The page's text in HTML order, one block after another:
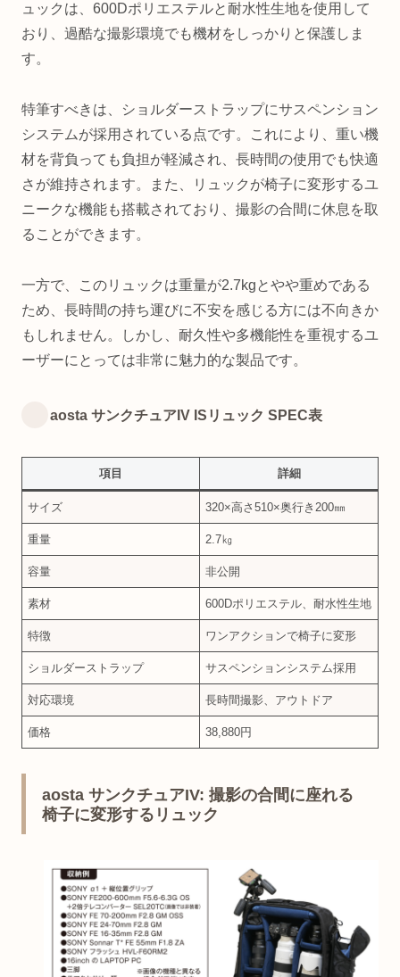
ュックは、600Dポリエステルと耐水性生地を使用して
おり、過酷な撮影環境でも機材をしっかりと保護しま
す。
特筆すべきは、ショルダーストラップにサスペンション
システムが採用されている点です。これにより、重い機
材を背負っても負担が軽減され、長時間の使用でも快適
さが維持されます。また、リュックが椅子に変形するユ
ニークな機能も搭載されており、撮影の合間に休息を取
ることができます。
一方で、このリュックは重量が2.7kgとやや重めである
ため、長時間の持ち運びに不安を感じる方には不向きか
もしれません。しかし、耐久性や多機能性を重視するユ
ーザーにとっては非常に魅力的な製品です。
aosta サンクチュアIV ISリュック SPEC表
項目 詳細
サイズ 320×高さ510×奥行き200㎜
重量 2.7㎏
容量 非公開
素材 600Dポリエステル、耐水性生地
特徴 ワンアクションで椅子に変形
ショルダーストラップ サスペンションシステム採用
対応環境 長時間撮影、アウトドア
価格 38,880円
aosta サンクチュアIV: 撮影の合間に座れる
椅子に変形するリュック